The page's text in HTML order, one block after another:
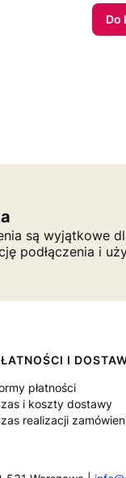
Do
są wyjątkowe
podłączenia i
I
płatności
i koszty dostawy
realizacji